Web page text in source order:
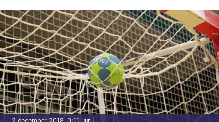
2 december 2018, 0:11 uur